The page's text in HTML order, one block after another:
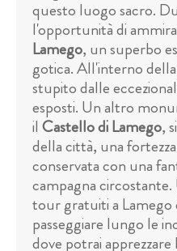
questo luogo sacro.
l'opportunità di
Lamego, un superbo
gotica. All'interno
stupito dalle
esposti. Un altro
il Castello di Lamego,
della città, una
conservata con una
campagna
tour gratuiti a Lamego
passeggiare lungo le
dove potrai